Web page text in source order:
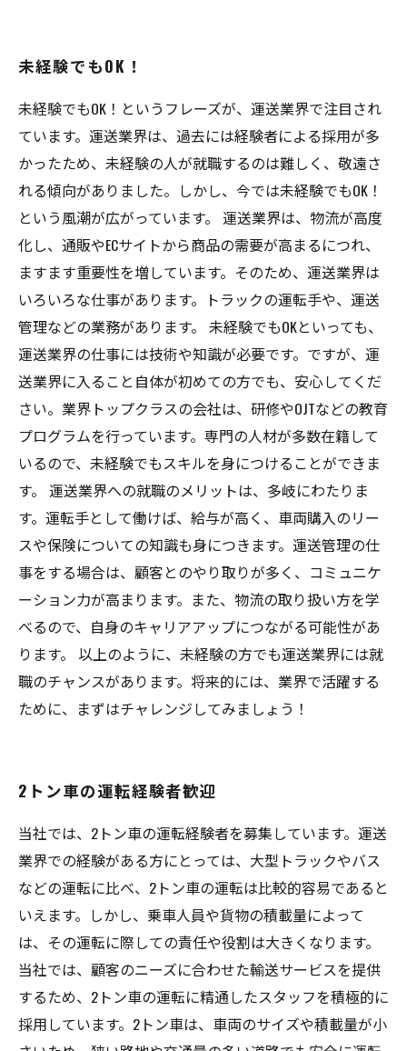
未経験でもOK！
未経験でもOK！というフレーズが、運送業界で注目され
ています。運送業界は、過去には経験者による採用が多
かったため、未経験の人が就職するのは難しく、敬遠さ
れる傾向がありました。しかし、今では未経験でもOK！
という風潮が広がっています。 運送業界は、物流が高度
化し、通販やECサイトから商品の需要が高まるにつれ、
ますます重要性を増しています。そのため、運送業界は
いろいろな仕事があります。トラックの運転手や、運送
管理などの業務があります。 未経験でもOKといっても、
運送業界の仕事には技術や知識が必要です。ですが、運
送業界に入ること自体が初めての方でも、安心してくだ
さい。業界トップクラスの会社は、研修やOJTなどの教育
プログラムを行っています。専門の人材が多数在籍して
いるので、未経験でもスキルを身につけることができま
す。 運送業界への就職のメリットは、多岐にわたりま
す。運転手として働けば、給与が高く、車両購入のリー
スや保険についての知識も身につきます。運送管理の仕
事をする場合は、顧客とのやり取りが多く、コミュニケ
ーション力が高まります。また、物流の取り扱い方を学
べるので、自身のキャリアアップにつながる可能性があ
ります。 以上のように、未経験の方でも運送業界には就
職のチャンスがあります。将来的には、業界で活躍する
ために、まずはチャレンジしてみましょう！
2トン車の運転経験者歓迎
当社では、2トン車の運転経験者を募集しています。運送
業界での経験がある方にとっては、大型トラックやバス
などの運転に比べ、2トン車の運転は比較的容易であると
いえます。しかし、乗車人員や貨物の積載量によって
は、その運転に際しての責任や役割は大きくなります。
当社では、顧客のニーズに合わせた輸送サービスを提供
するため、2トン車の運転に精通したスタッフを積極的に
採用しています。2トン車は、車両のサイズや積載量が小